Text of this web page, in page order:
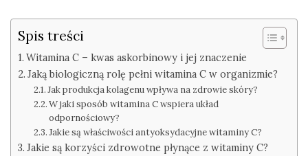
Spis treści
Witamina C – kwas askorbinowy i jej znaczenie
Jaką biologiczną rolę pełni witamina C w organizmie?
Jak produkcja kolagenu wpływa na zdrowie skóry?
W jaki sposób witamina C wspiera układ
odpornościowy?
Jakie są właściwości antyoksydacyjne witaminy C?
Jakie są korzyści zdrowotne płynące z witaminy C?